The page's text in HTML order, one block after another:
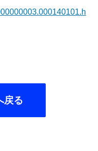
戻る